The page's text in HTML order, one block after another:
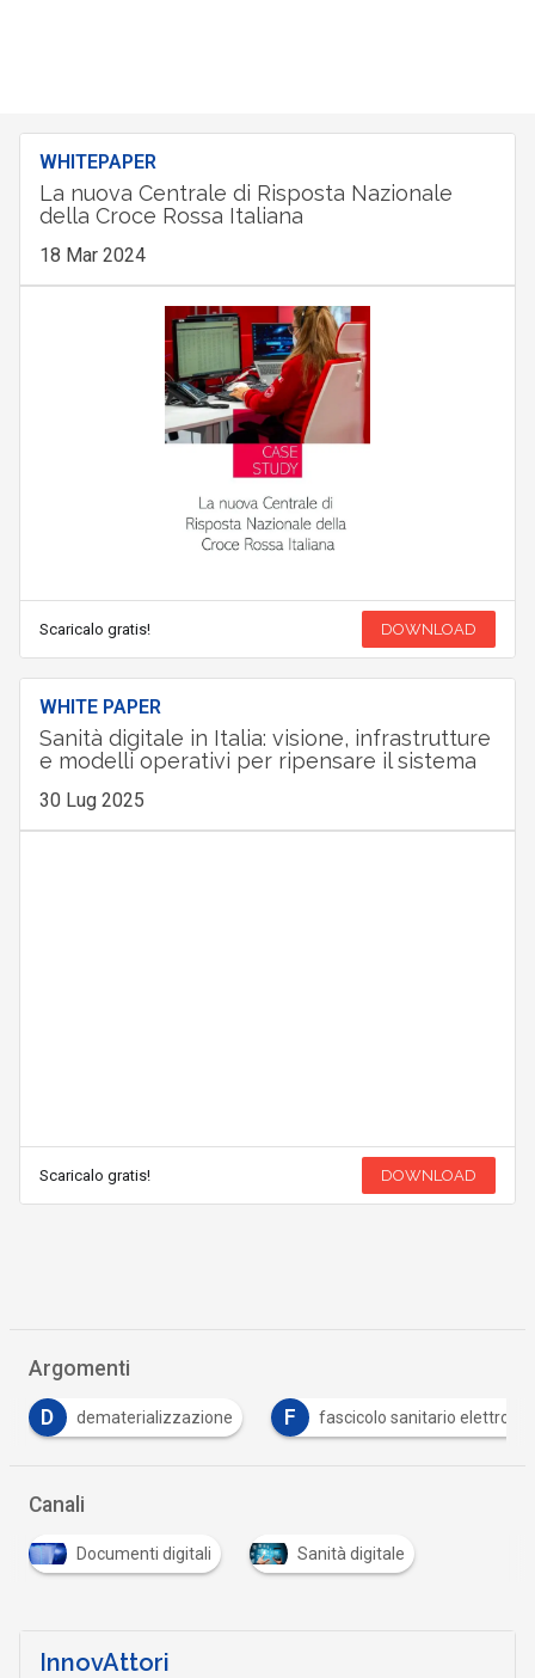
WHITEPAPER
La nuova Centrale di Risposta Nazionale
della Croce Rossa Italiana
18 Mar 2024
Scaricalo gratis! DOWNLOAD
WHITE PAPER
Sanità digitale in Italia: visione, infrastrutture
e modelli operativi per ripensare il sistema
30 Lug 2025
Scaricalo gratis! DOWNLOAD
Argomenti
F fascicolo sanitario elettronico M Machine Learning
Canali
Documenti digitali Sanità digitale
InnovAttori